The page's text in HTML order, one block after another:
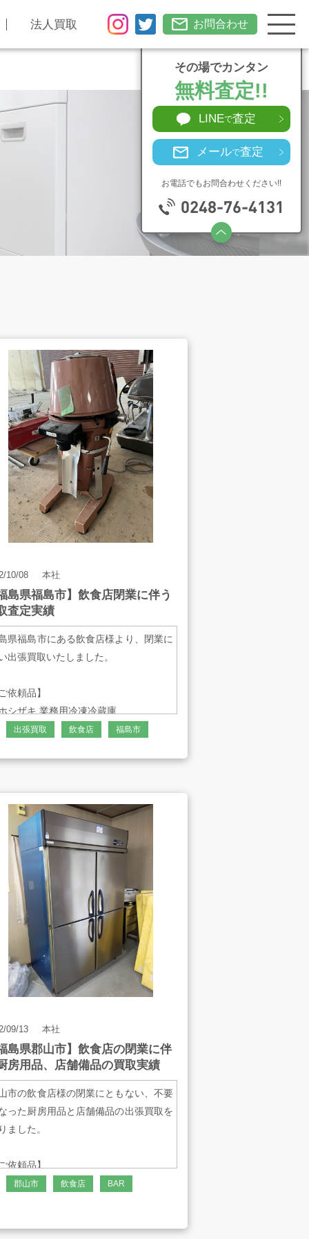
法人買取 お問合わせ
スタッフインタビュー
会社案内
アート工芸事業部/アメプ
その場でカンタン
無料査定!!
LINEで査定
メールで査定
お電話でもお問合わせください!!
0248-76-4131
10/08 本社
島県福島市】飲食店閉業に伴う
査定実績
県福島市にある飲食店様より、閉業に
出張買取いたしました。
依頼品】
ホシザキ 業務用冷凍冷蔵庫
シザキ 業務用テーブル形冷蔵庫
本工業 冷凍麺解凍機
冷凍ショーケース
の他
出張買取 飲食店 福島市
09/13 本社
島県郡山市】飲食店の閉業に伴
房用品、店舗備品の買取実績
市の飲食店様の閉業にともない、不要
った厨房用品と店舗備品の出張買取を
ました。
依頼品】
和冷機工業 大扉ジョッキクーラー
郡山市 飲食店 BAR